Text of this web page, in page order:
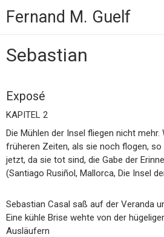
Fernand M. Guelf
Sebastian
Exposé
KAPITEL 2
Die Mühlen der Insel fliegen nicht mehr.
früheren Zeiten, als sie noch flogen, so
jetzt, da sie tot sind, die Gabe der
(Santiago Rusiñol, Mallorca, Die Insel
Sebastian Casal saß auf der Veranda
Eine kühle Brise wehte von der
Ausläufern